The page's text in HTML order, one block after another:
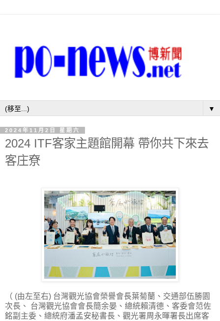
▼
2024年11月2日 星期六
2024 ITF客家主題館開幕 帶你共下來去
客庄尞
（ (由左至右) 台灣觀光協會榮譽會長葉菊蘭、交通部伍勝園
次長、 台灣觀光協會會長簡余晏、總統賴清德、客委會范佐
銘副主委、總統府潘孟安秘書長、觀光署周永暉署長出席客